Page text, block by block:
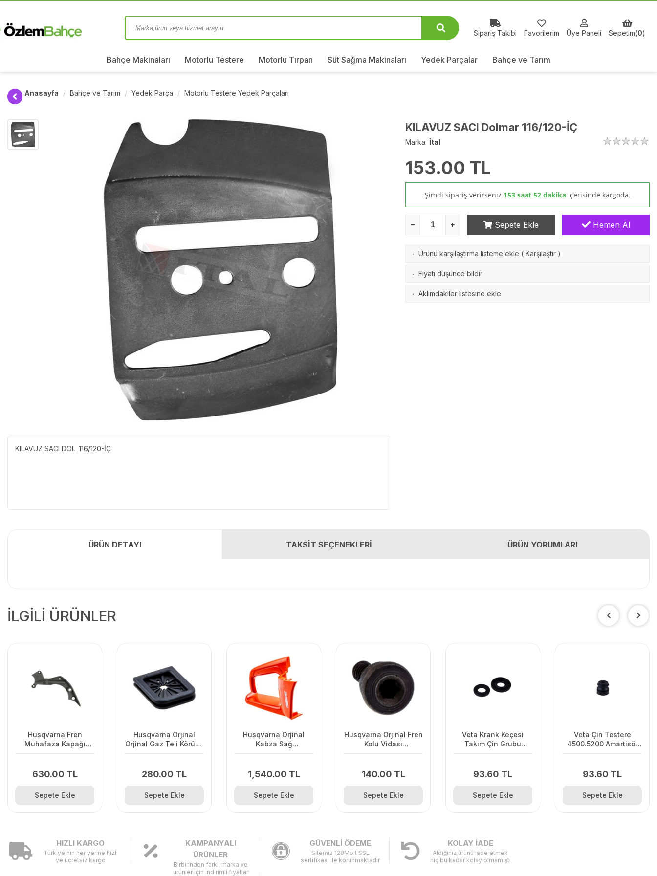
Sipariş Takibi Favorilerim Üye Paneli Sepetim(0)
Bahçe Makinaları Motorlu Testere Motorlu Tırpan Süt Sağma Makinaları Yedek Parçalar Bahçe ve Tarım
Anasayfa Bahçe ve Tarım Yedek Parça Motorlu Testere Yedek Parçaları
KILAVUZ SACI DOL. 116/120-İÇ
KILAVUZ SACI Dolmar 116/120-İÇ
Marka: İtal
153.00 TL
Şimdi sipariş verirseniz 153 saat 52 dakika içerisinde kargoda.
Sepete Ekle Hemen Al
· Ürünü karşılaştırma listeme ekle ( Karşılaştır )
· Fiyatı düşünce bildir
· Aklımdakiler listesine ekle
ÜRÜN DETAYI TAKSİT SEÇENEKLERİ ÜRÜN YORUMLARI
İLGİLİ ÜRÜNLER
Husqvarna Fren
Muhafaza Kapağı
630.00 TL
Sepete Ekle
Husqvarna Orjinal
Orjinal Gaz Teli Körüğü
280.00 TL
Sepete Ekle
Husqvarna Orjinal
Kabza Sağ
1,540.00 TL
Sepete Ekle
Husqvarna Orjinal Fren
Kolu Vidası
140.00 TL
Sepete Ekle
Veta Krank Keçesi
Takım Çin Grubu
93.60 TL
Sepete Ekle
Veta Çin Testere
4500.5200 Amartisör
93.60 TL
Sepete Ekle
HIZLI KARGO
Türkiye’nin her yerine hızlı
ve ücretsiz kargo
KAMPANYALI
ÜRÜNLER
Birbirinden farklı marka ve
ürünler için indirimli fiyatlar
GÜVENLİ ÖDEME
Sİtemiz 128Mbit SSL
sertifikası ile korunmaktadır
KOLAY İADE
Aldığınız ürünü iade etmek
hiç bu kadar kolay olmamıştı